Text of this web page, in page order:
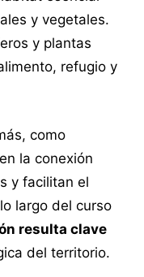
y vegetales.
y plantas
refugio y
como
la conexión
y facilitan el
largo del curso
resulta clave
del territorio.